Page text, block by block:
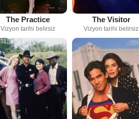
The Practice
Vizyon tarihi belirsiz
The Visitor
Vizyon tarihi belirsiz